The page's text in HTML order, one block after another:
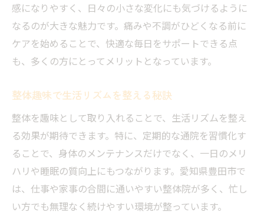
感になりやすく、日々の小さな変化にも気づけるように
なるのが大きな魅力です。痛みや不調がひどくなる前に
ケアを始めることで、快適な毎日をサポートできる点
も、多くの方にとってメリットとなっています。
整体趣味で生活リズムを整える秘訣
整体を趣味として取り入れることで、生活リズムを整え
る効果が期待できます。特に、定期的な通院を習慣化す
ることで、身体のメンテナンスだけでなく、一日のメリ
ハリや睡眠の質向上にもつながります。愛知県豊田市で
は、仕事や家事の合間に通いやすい整体院が多く、忙し
い方でも無理なく続けやすい環境が整っています。